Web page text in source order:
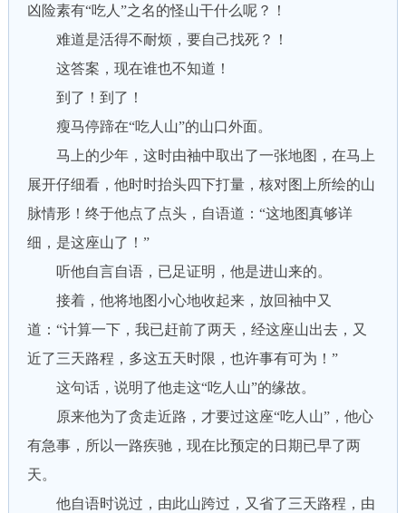
凶险素有“吃人”之名的怪山干什么呢？！
难道是活得不耐烦，要自己找死？！
这答案，现在谁也不知道！
到了！到了！
瘦马停蹄在“吃人山”的山口外面。
马上的少年，这时由袖中取出了一张地图，在马上
展开仔细看，他时时抬头四下打量，核对图上所绘的山
脉情形！终于他点了点头，自语道：“这地图真够详
细，是这座山了！”
听他自言自语，已足证明，他是进山来的。
接着，他将地图小心地收起来，放回袖中又
道：“计算一下，我已赶前了两天，经这座山出去，又
近了三天路程，多这五天时限，也许事有可为！”
这句话，说明了他走这“吃人山”的缘故。
原来他为了贪走近路，才要过这座“吃人山”，他心
有急事，所以一路疾驰，现在比预定的日期已早了两
天。
他自语时说过，由此山跨过，又省了三天路程，由